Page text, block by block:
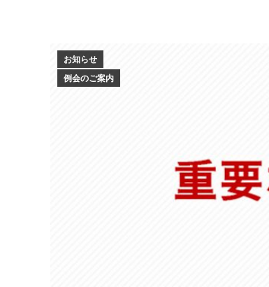
お知らせ
例会のご案内